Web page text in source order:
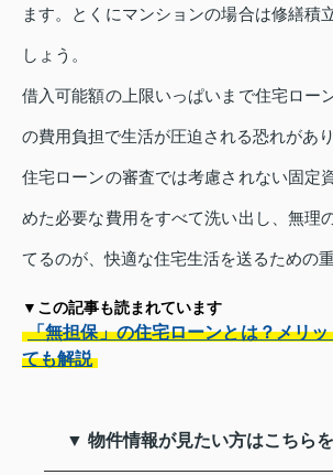
ます。とくにマンションの場合は修繕積
しょう。
借入可能額の上限いっぱいまで住宅ロー
の費用負担で生活が圧迫される恐れがあり
住宅ローンの審査では考慮されない固定
めた必要な費用をすべて洗い出し、無理
てるのが、快適な住宅生活を送るための
▼この記事も読まれています
「無担保」の住宅ローンとは？メリ
ても解説
▼ 物件情報が見たい方はこちら